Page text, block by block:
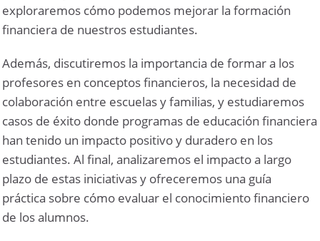
exploraremos cómo podemos mejorar la formación
financiera de nuestros estudiantes.
Además, discutiremos la importancia de formar a los
profesores en conceptos financieros, la necesidad de
colaboración entre escuelas y familias, y estudiaremos
casos de éxito donde programas de educación financiera
han tenido un impacto positivo y duradero en los
estudiantes. Al final, analizaremos el impacto a largo
plazo de estas iniciativas y ofreceremos una guía
práctica sobre cómo evaluar el conocimiento financiero
de los alumnos.